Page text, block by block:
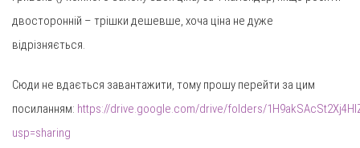
двосторонній – трішки дешевше, хоча ціна не дуже
відрізняється.
Сюди не вдається завантажити, тому прошу перейти за цим
посиланням: https://drive.google.com/drive/folders/
usp=sharing